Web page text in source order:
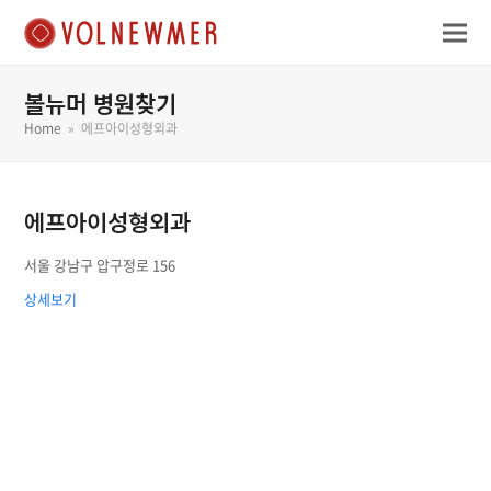
볼뉴머 병원찾기
Home » 에프아이성형외과
에프아이성형외과
서울 강남구 압구정로 156
상세보기